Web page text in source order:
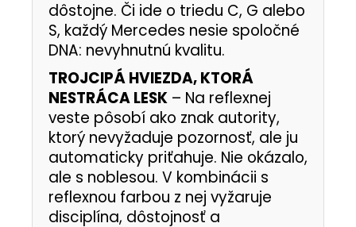
dôstojne. Či ide o triedu C, G alebo
S, každý Mercedes nesie spoločné
DNA: nevyhnutnú kvalitu.
TROJCIPÁ HVIEZDA, KTORÁ
NESTRÁCA LESK – Na reflexnej
veste pôsobí ako znak autority,
ktorý nevyžaduje pozornosť, ale ju
automaticky priťahuje. Nie okázalo,
ale s noblesou. V kombinácii s
reflexnou farbou z nej vyžaruje
disciplína, dôstojnosť a